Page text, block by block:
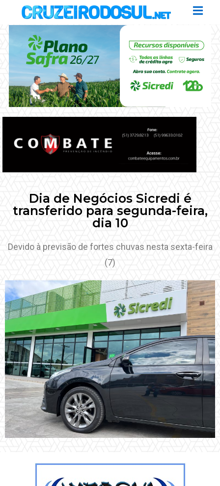
Dia de Negócios Sicredi é
transferido para segunda-feira,
dia 10
Devido à previsão de fortes chuvas nesta sexta-feira
(7)